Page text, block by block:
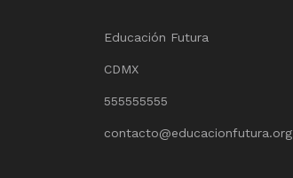
Educación Futura
CDMX
555555555
contacto@educacionfutura.org